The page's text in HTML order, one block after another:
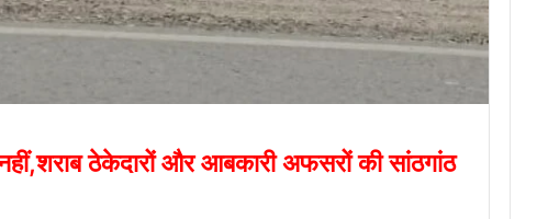
ठेकेदारों और आबकारी अफसरों की सांठगांठ